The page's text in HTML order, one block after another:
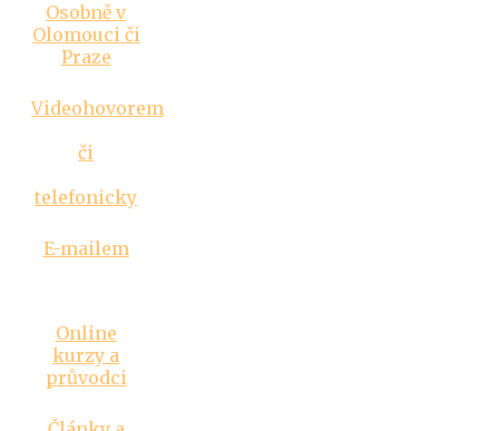
Osobně v
Olomouci či
Praze
Videohovorem
či
telefonicky
E-mailem
Online
kurzy a
průvodci